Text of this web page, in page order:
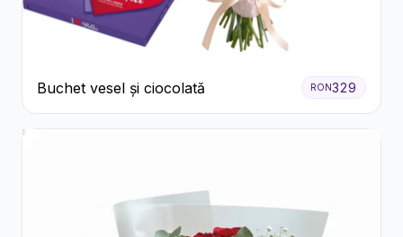
Buchet vesel și ciocolată RON329